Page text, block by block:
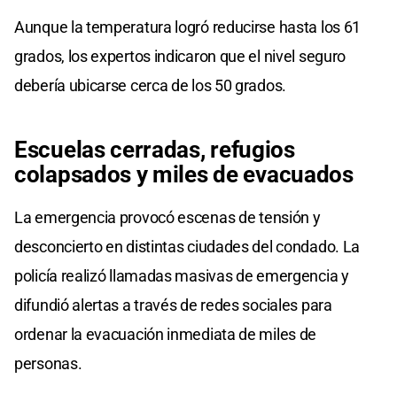
Aunque la temperatura logró reducirse hasta los 61
grados, los expertos indicaron que el nivel seguro
debería ubicarse cerca de los 50 grados.
Escuelas cerradas, refugios
colapsados y miles de evacuados
La emergencia provocó escenas de tensión y
desconcierto en distintas ciudades del condado. La
policía realizó llamadas masivas de emergencia y
difundió alertas a través de redes sociales para
ordenar la evacuación inmediata de miles de
personas.